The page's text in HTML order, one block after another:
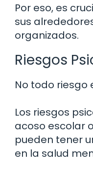
Por eso, es
sus
organizados.
Riesgos
No todo riesgo
Los riesgos
acoso escolar
pueden tener
en la salud